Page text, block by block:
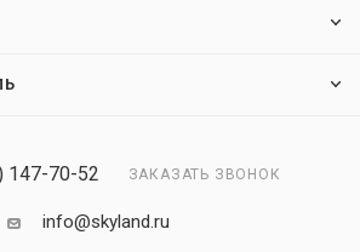
147-70-52 ЗАКАЗАТЬ ЗВОНОК
info@skyland.ru